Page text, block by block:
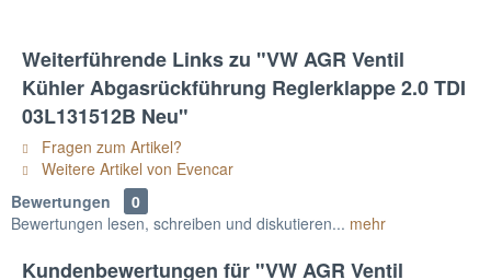
Weiterführende Links zu "VW AGR Ventil
Kühler Abgasrückführung Reglerklappe 2.0 TDI
03L131512B Neu"
Fragen zum Artikel?
Weitere Artikel von Evencar
Bewertungen
0
Bewertungen lesen, schreiben und diskutieren... mehr
Kundenbewertungen für "VW AGR Ventil